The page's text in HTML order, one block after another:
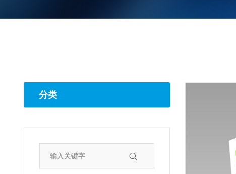
分类